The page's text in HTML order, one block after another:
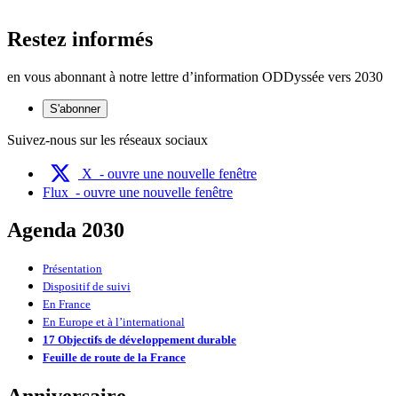
Restez informés
en vous abonnant à notre lettre d’information ODDyssée vers 2030
S'abonner
Suivez-nous sur les réseaux sociaux
X - ouvre une nouvelle fenêtre
Flux - ouvre une nouvelle fenêtre
Agenda 2030
Présentation
Dispositif de suivi
En France
En Europe et à l’international
17 Objectifs de développement durable
Feuille de route de la France